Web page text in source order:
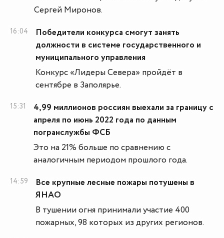
Сергей Миронов.
16:04
Победители конкурса смогут занять
должности в системе государственного и
муниципального управления
Конкурс «Лидеры Севера» пройдёт в
сентябре в Заполярье.
15:31
4,99 миллионов россиян выехали за границу с
апреля по июнь 2022 года по данным
погранслужбы ФСБ
Это на 21% больше по сравнению с
аналогичным периодом прошлого года.
14:59
Все крупные лесные пожары потушены в
ЯНАО
В тушении огня принимали участие 400
пожарных, 98 которых из других регионов.